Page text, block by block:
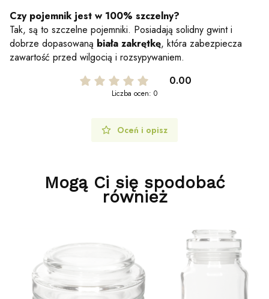
Czy pojemnik jest w 100% szczelny?
Tak, są to szczelne pojemniki. Posiadają solidny gwint i
dobrze dopasowaną biała zakrętkę, która zabezpiecza
zawartość przed wilgocią i rozsypywaniem.
0.00
Liczba ocen: 0
Oceń i opisz
Mogą Ci się spodobać
również